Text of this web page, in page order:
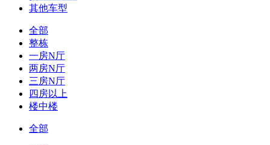
其他车型
全部
整栋
一房N厅
两房N厅
三房N厅
四房以上
楼中楼
全部